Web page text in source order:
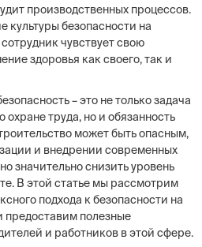
производственных процессов.
культуры безопасности на
чувствует свою
здоровья как своего, так и
– это не только задача
охране труда, но и обязанность
может быть опасным,
и внедрении современных
значительно снизить уровень
В этой статье мы рассмотрим
подхода к безопасности на
предоставим полезные
и работников в этой сфере.